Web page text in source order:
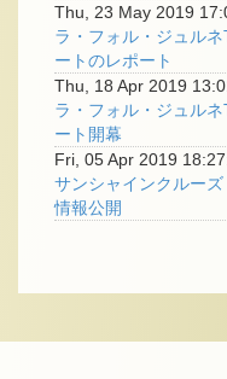
Thu, 23 May 2019
ラ・フォル・ジュル
ートのレポート
Thu, 18 Apr 2019
ラ・フォル・ジュル
ート開幕
Fri, 05 Apr 2019
サンシャインクルー
情報公開